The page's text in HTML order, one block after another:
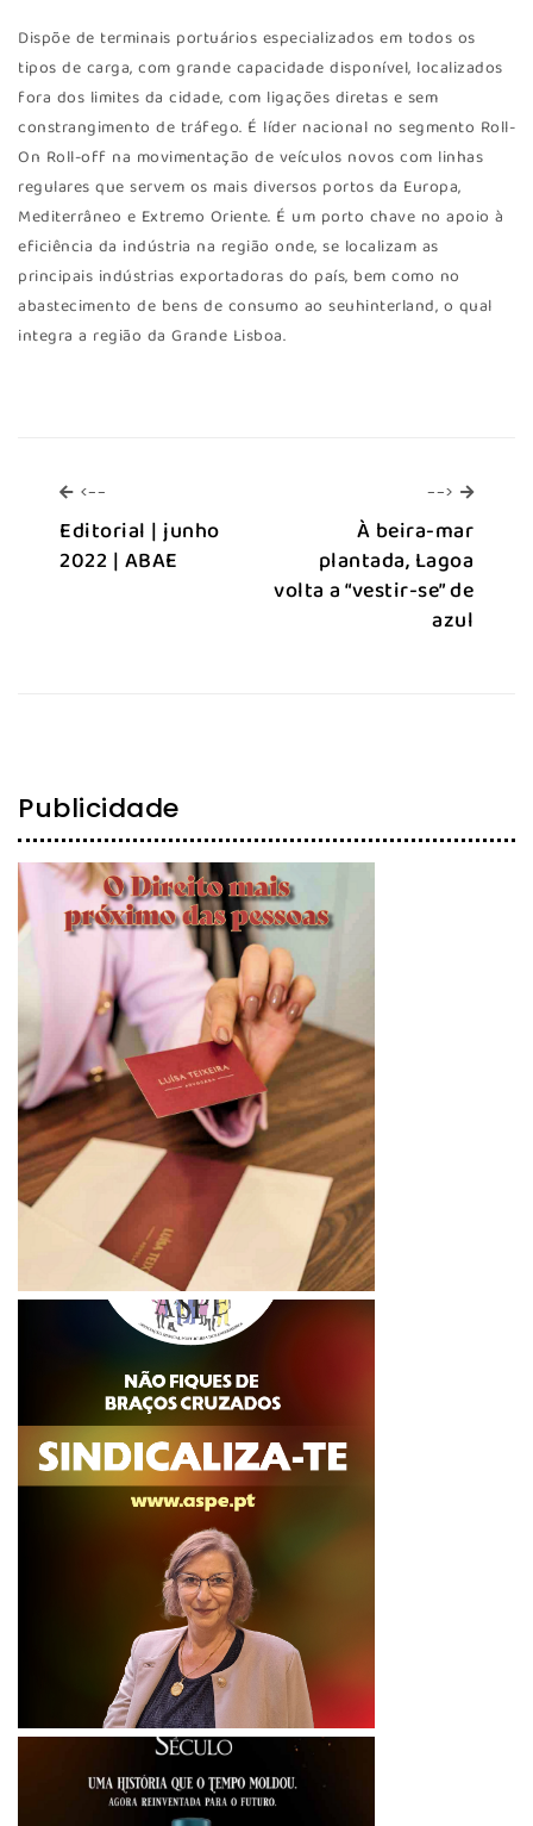
Dispõe de terminais portuários especializados em todos os
tipos de carga, com grande capacidade disponível, localizados
fora dos limites da cidade, com ligações diretas e sem
constrangimento de tráfego. É líder nacional no segmento Roll-
On Roll-off na movimentação de veículos novos com linhas
regulares que servem os mais diversos portos da Europa,
Mediterrâneo e Extremo Oriente. É um porto chave no apoio à
eficiência da indústria na região onde, se localizam as
principais indústrias exportadoras do país, bem como no
abastecimento de bens de consumo ao seuhinterland, o qual
integra a região da Grande Lisboa.
<--
Editorial | junho
2022 | ABAE
--> -->
À beira-mar
plantada, Lagoa
volta a “vestir-se” de
azul
Publicidade